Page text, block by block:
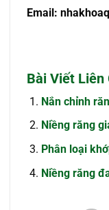
Email:
Bài Viết Liên
Nắn chỉnh
Niềng răng
Phân loại
Niềng răng